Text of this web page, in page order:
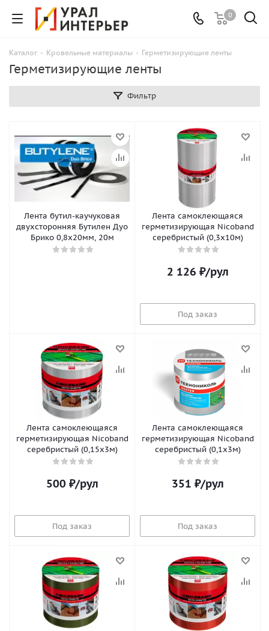
0
Каталог - Кровельные материалы - Герметизирующие ленты
Герметизирующие ленты
Фильтр
Лента бутил-каучуковая
двухсторонняя Бутилен Дуо
Брико 0,8х20мм, 20м
Лента самоклеющаяся
герметизирующая Nicoband
серебристый (0,3х10м)
2 126 ₽/рул
Под заказ
Лента самоклеющаяся
герметизирующая Nicoband
серебристый (0,15х3м)
500 ₽/рул
Под заказ
Лента самоклеющаяся
герметизирующая Nicoband
серебристый (0,1х3м)
351 ₽/рул
Под заказ